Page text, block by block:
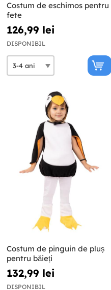
Costum de eschimos pentru
fete
126,99 lei
DISPONIBIL
Costum de pinguin de pluș
pentru băieți
132,99 lei
DISPONIBIL